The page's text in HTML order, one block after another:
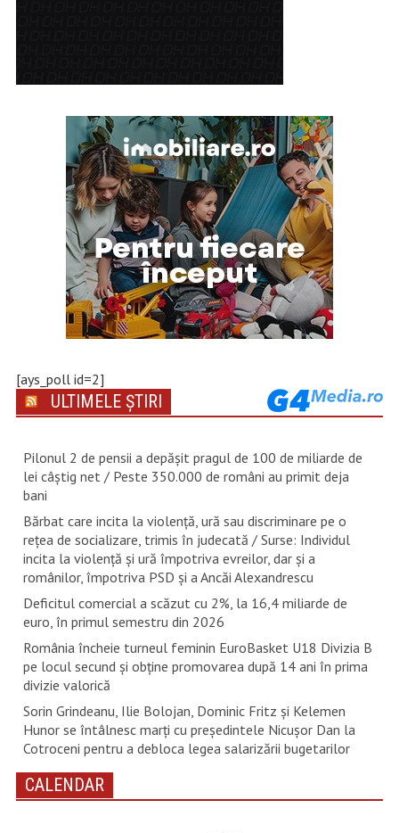
[ays_poll id=2]
ULTIMELE ȘTIRI
Pilonul 2 de pensii a depășit pragul de 100 de miliarde de
lei câștig net / Peste 350.000 de români au primit deja
bani
Bărbat care incita la violență, ură sau discriminare pe o
rețea de socializare, trimis în judecată / Surse: Individul
incita la violență și ură împotriva evreilor, dar și a
românilor, împotriva PSD și a Ancăi Alexandrescu
Deficitul comercial a scăzut cu 2%, la 16,4 miliarde de
euro, în primul semestru din 2026
România încheie turneul feminin EuroBasket U18 Divizia B
pe locul secund și obține promovarea după 14 ani în prima
divizie valorică
Sorin Grindeanu, Ilie Bolojan, Dominic Fritz și Kelemen
Hunor se întâlnesc marți cu președintele Nicușor Dan la
Cotroceni pentru a debloca legea salarizării bugetarilor
CALENDAR